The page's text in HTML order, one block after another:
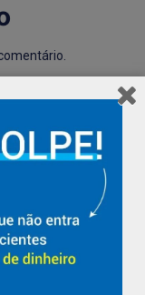
cuidando da saúde
com a vida em